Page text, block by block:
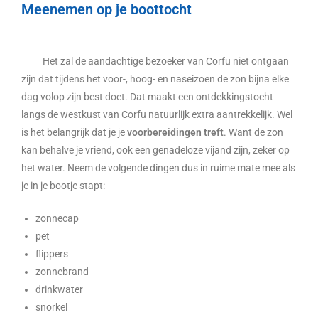
Meenemen op je boottocht
Het zal de aandachtige bezoeker van Corfu niet ontgaan
zijn dat tijdens het voor-, hoog- en naseizoen de zon bijna elke
dag volop zijn best doet. Dat maakt een ontdekkingstocht
langs de westkust van Corfu natuurlijk extra aantrekkelijk. Wel
is het belangrijk dat je jevoorbereidingen treft. Want de zon
kan behalve je vriend, ook een genadeloze vijand zijn, zeker op
het water. Neem de volgende dingen dus in ruime mate mee als
je in je bootje stapt:
zonnecap
pet
flippers
zonnebrand
drinkwater
snorkel